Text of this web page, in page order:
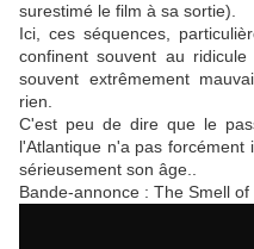
surestimé le film à sa sortie).
Ici, ces séquences,
confinent souvent au
souvent extrêmement
rien.
C'est peu de dire que le
l'Atlantique n'a pas
sérieusement son âge..
Bande-annonce : The Smell of